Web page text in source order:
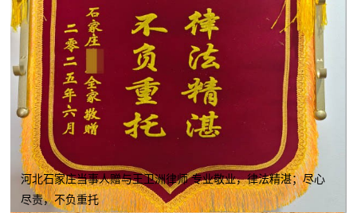
河北石家庄当事人赠与王卫洲律师 专业敬业，律法精湛；尽心
尽责，不负重托